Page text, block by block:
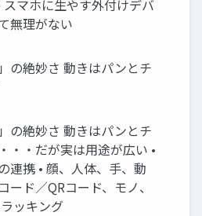
マホに生やす外付けデバ
無理がない
の絶妙さ 動きはパンとチ
の絶妙さ 動きはパンとチ
・・だが実は用途が広い •
連携 • 顔、人体、手、動
ード／QRコード、モノ、
ッキング